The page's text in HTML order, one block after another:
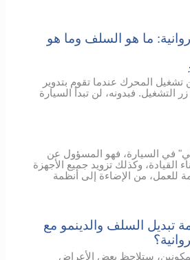
ما هو السلف وما هو
المحرك عندما تقوم بتدوير
التشغيل. فبدونه، لن تبدأ السيارة
في السيارة، فهو المسؤول عن
القيادة، وكذلك تزويد جميع الأجهزة
للعمل، من الإضاءة إلى أنظمة
تبديل السلف والدينمو مع
ستلاحظ بعض الأعراض